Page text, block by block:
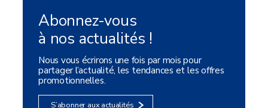
Abonnez-vous
à nos actualités !
Nous vous écrirons une fois par mois pour
partager l’actualité, les tendances et les offres
promotionnelles.
S’abonner aux actualités